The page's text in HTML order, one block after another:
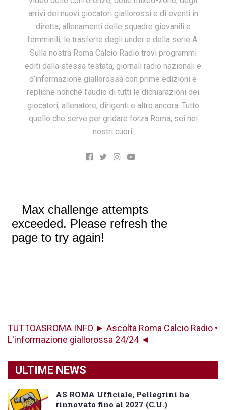
arrivi dei nuovi giocatori giallorossi e di eventi in
diretta, allenamenti delle squadre giovanili e
femminili, le trasferte degli under e della serie A.
Sulla nostra Roma Calcio Radio trovi programmi
editi dalla stessa testata, giornali radio nazionali e
d’informazione giallorossa con prime edizioni e
repliche nonché l’audio di tutti le dichiarazioni dei
giocatori, allenatore, dirigenti e altro ancora. Tutto
quello che serve per gridare forza Roma, sei nei
nostri cuori.
TUTTOASROMA INFO ► Ascolta Roma Calcio Radio •
L'informazione giallorossa 24/24 ◄
ULTIME NEWS
AS ROMA Ufficiale, Pellegrini ha
rinnovato fino al 2027 (C.U.)